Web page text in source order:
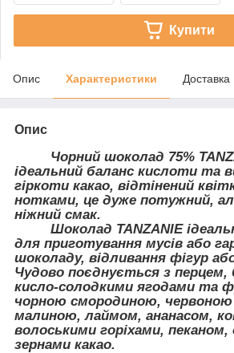
Купити
Опис Характеристики Доставка
Опис
Чорний шоколад 75%
ідеальний баланс кислоти та
гіркоти какао, відтінений
нотками, це дуже потужний,
ніжний смак.
Шоколад TANZANIE
для приготування мусів або
шоколаду, відливання фігур
Чудово поєднується з перцем,
кисло-солодкими ягодами та
чорною смородиною,
малиною, лаймом, ананасом,
волоськими горіхами,
зернами какао.